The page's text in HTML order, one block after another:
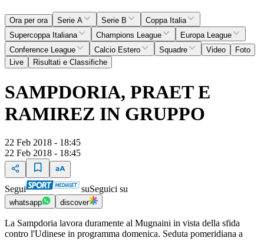
Ora per ora Serie A Serie B
Coppa Italia
Supercoppa Italiana
Champions League
Europa League
Conference League
Calcio Estero Squadre Video
Foto
Live
Risultati e Classifiche
SAMPDORIA, PRAET E
RAMIREZ IN GRUPPO
22 Feb 2018 - 18:45
22 Feb 2018 - 18:45
Segui suSeguici su
whatsapp discover
La Sampdoria lavora duramente al Mugnaini in vista della sfida
contro l'Udinese in programma domenica. Seduta pomeridiana a